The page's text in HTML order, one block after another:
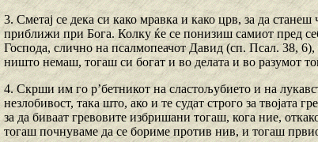
3. Сметај се дека си како мравка и како црв, за да станеш
приближи при Бога. Колку ќе се понизиш самиот пред
Господа, слично на псалмопеачот Давид (сп. Псал. 38,
ништо немаш, тогаш си богат и во делата и во разумот
4. Скрши им го р’бетникот на сластољубието и на
незлобивост, така што, ако и те судат строго за твојата
за да биваат гревовите избришани тогаш, кога ние,
тогаш почнуваме да се бориме против нив, и тогаш